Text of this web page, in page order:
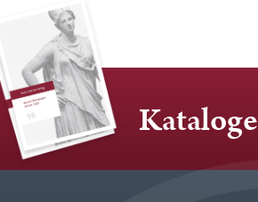
Kataloge